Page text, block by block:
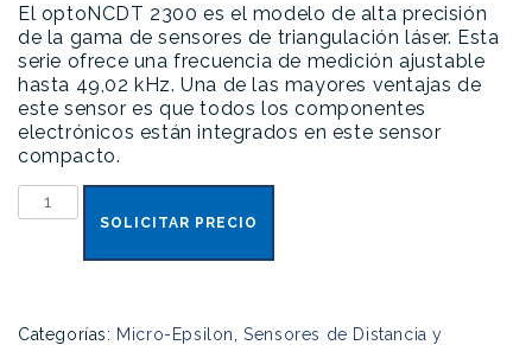
El optoNCDT 2300 es el modelo de alta precisión
de la gama de sensores de triangulación láser. Esta
serie ofrece una frecuencia de medición ajustable
hasta 49,02 kHz. Una de las mayores ventajas de
este sensor es que todos los componentes
electrónicos están integrados en este sensor
compacto.
optoNCDT
2300
SOLICITAR PRECIO
Categorías: Micro-Epsilon ,Sensores de Distancia y